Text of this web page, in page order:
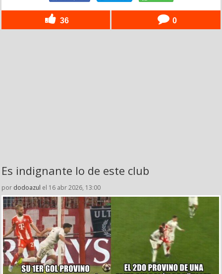
36 0
Es indignante lo de este club
por dodoazul el 16 abr 2026, 13:00